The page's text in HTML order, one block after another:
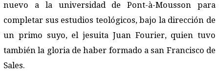
nuevo a la universidad de Pont-à-Mousson para
completar sus estudios teológicos, bajo la dirección de
un primo suyo, el jesuita Juan Fourier, quien tuvo
también la gloria de haber formado a san Francisco de
Sales.